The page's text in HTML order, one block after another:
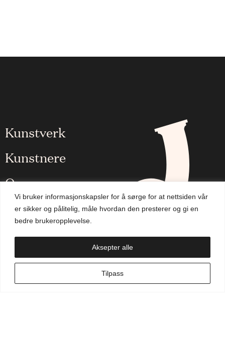
Vi bruker informasjonskapsler for å sørge for at nettsiden vår
er sikker og pålitelig, måle hvordan den presterer og gi en
bedre brukeropplevelse.
Tilpass
Aksepter alle
Kunstverk
Kunstnere
Om oss
Aktuelt
Handlekurv
NO